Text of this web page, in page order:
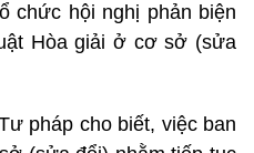
chức hội nghị phản biện
Hòa giải ở cơ sở (sửa
pháp cho biết, việc ban